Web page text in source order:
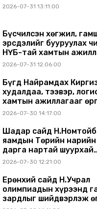
2026-07-31 13:11:00
Бүсчилсэн хөгжил,
эрсдэлийг бууруулах
НҮБ-тай хамтын
өргөжүүлэхээр санал
2026-07-31 12:06:00
Бүгд Найрамдах
худалдаа, тээвэр,
хамтын ажиллагааг
2026-07-30 14:17:00
Шадар сайд
яамдын Төрийн нарийн
дарга нартай шуурхай
хуралдлаа
2026-07-30 12:21:00
Ерөнхий сайд Н.Учрал
олимпиадын хүрээнд
зардлыг шийдвэрлэж